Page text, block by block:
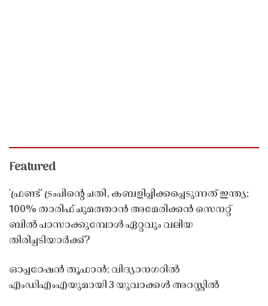
Featured
'ഫ്രണ്ട്' ട്രംപിന്റെ ചതി, കബളിപ്പിക്കപ്പെടുന്നത് ഇന്ത്യ;
100% താരിഫ് ചുമത്താൻ അമേരിക്കൻ സെനറ്റ്
ബിൽ പാസാക്കുമ്പോൾ ഏറ്റവും വലിയ
തിരിച്ചടിയാർക്ക്?
ഓപ്പറേഷൻ തൂഫാൻ; വിദ്യാനഗറിൽ
എംഡിഎംഎയുമായി 3 യുവാക്കൾ അറസ്റ്റിൽ